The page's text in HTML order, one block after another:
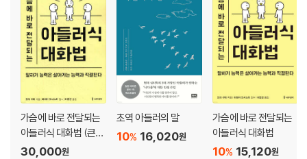
Part 4 부모가 부담스럽게 느껴진다면
Story 4 엄마의 속박을 끊어낼 시간
01 자식을 지배하는 부모란
02 과제의 분리
03 당신이 새로운 삶을 살기 위해서는
에필로그 어디를 향해 날아갈까?
인용 문헌
가슴에 바로 전달되는
아들러식 대화법 (큰글
자도서)
30,000원
초역 아들러의 말
16,020원
10%
가슴에 바로 전달되는
아들러식 대화법
15,120원
10%